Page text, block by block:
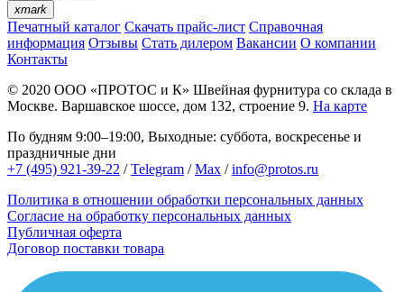
xmark
Печатный каталог Скачать прайс-лист Справочная
информация Отзывы Стать дилером Вакансии О компании
Контакты
© 2020 ООО «ПРОТОС и К» Швейная фурнитура со склада в
Москве. Варшавское шоссе, дом 132, строение 9. На карте
По будням 9:00–19:00, Выходные: суббота, воскресенье и
праздничные дни
+7 (495) 921-39-22 /Telegram /Max /info@protos.ru
Политика в отношении обработки персональных данных
Согласие на обработку персональных данных
Публичная оферта
Договор поставки товара